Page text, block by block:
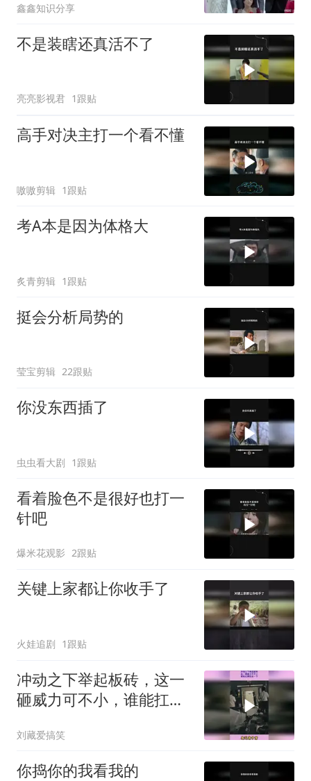
鑫鑫知识分享
不是装瞎还真活不了
亮亮影视君 1跟贴
高手对决主打一个看不懂
嗷嗷剪辑 1跟贴
考A本是因为体格大
炙青剪辑 1跟贴
挺会分析局势的
莹宝剪辑 22跟贴
你没东西插了
虫虫看大剧 1跟贴
看着脸色不是很好也打一
针吧
爆米花观影 2跟贴
关键上家都让你收手了
火娃追剧 1跟贴
冲动之下举起板砖，这一
砸威力可不小，谁能扛得
刘藏爱搞笑
你捣你的我看我的